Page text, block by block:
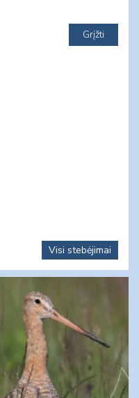
Visi stebėjimai